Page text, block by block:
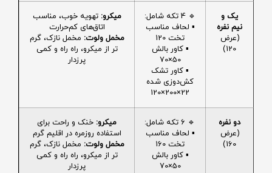
یک و
نیم نفره
(عرض
120)
🔹 4 تکه شامل:
▪️ لحاف مناسب
تخت 120
▪️ کاور بالش
50×70
▪️ کاور تشک
کش‌دوزی شده
22×200×120
میکرو: تهویه خوب، مناسب
اتاق‌های کم‌حرارت
مخمل ولوت: مخمل نازک، گرم
تر از میکرو، راه راه و کمی
پرزدار
دو نفره
(عرض
160)
🔹 6 تکه شامل:
▪️ لحاف مناسب
تخت 160
▪️ کاور بالش
50×70
میکرو: خنک و راحت برای
استفاده روزمره در اقلیم گرم
مخمل ولوت: مخمل نازک، گرم
تر از میکرو، راه راه و کمی
پرزدار